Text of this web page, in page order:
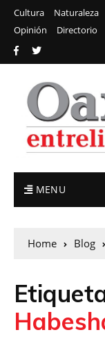
Cultura Naturaleza
Opinión
Directorio
MENU
Home Blog